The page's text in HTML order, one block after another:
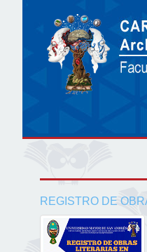
REGISTRO DE